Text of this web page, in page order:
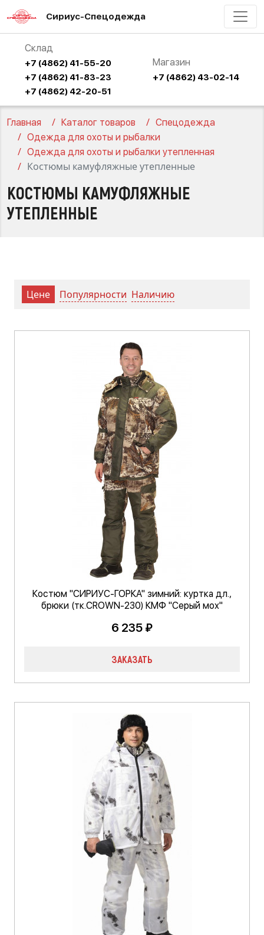
Сириус-Спецодежда
Склад
+7 (4862) 41-55-20
+7 (4862) 41-83-23
+7 (4862) 42-20-51
Магазин
+7 (4862) 43-02-14
Главная Каталог товаров
Спецодежда
Одежда для охоты и рыбалки
Одежда для охоты и рыбалки утепленная
Костюмы камуфляжные утепленные
КОСТЮМЫ КАМУФЛЯЖНЫЕ
УТЕПЛЕННЫЕ
Цене Популярности Наличию
Костюм "СИРИУС-ГОРКА" зимний: куртка дл.,
брюки (тк.CROWN-230) КМФ "Серый мох"
6 235 ₽
ЗАКАЗАТЬ